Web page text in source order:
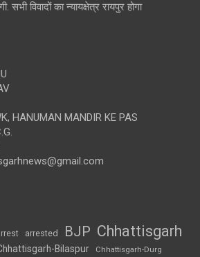
सभी विवादों का न्यायक्षेत्र रायपुर होगा
HANUMAN MANDIR KE PAS
arrested BJP Chhattisgarh
Bilaspur Chhattisgarh-Durg